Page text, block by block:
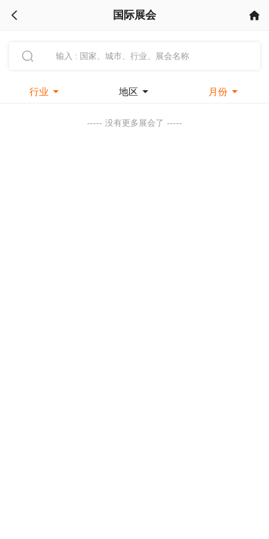
 国际展会 

行业  地区  月份 
----- 没有更多展会了 -----